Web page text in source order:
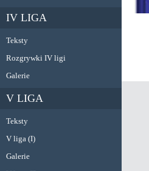
IV LIGA
Teksty
Rozgrywki IV ligi
Galerie
V LIGA
Teksty
V liga (I)
Galerie